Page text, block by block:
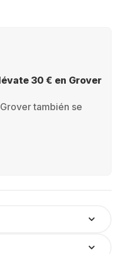
30 € en Grover
también se